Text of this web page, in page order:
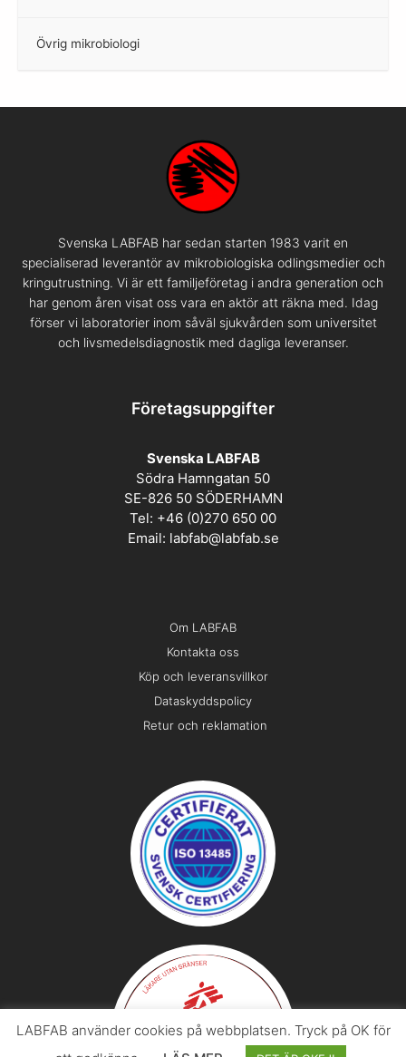
Övrig mikrobiologi
–
Svenska LABFAB har sedan starten 1983 varit en
specialiserad leverantör av mikrobiologiska odlingsmedier och
kringutrustning. Vi är ett familjeföretag i andra generation och
har genom åren visat oss vara en aktör att räkna med. Idag
förser vi laboratorier inom såväl sjukvården som universitet
och livsmedelsdiagnostik med dagliga leveranser.
Företagsuppgifter
Svenska LABFAB
Södra Hamngatan 50
SE-826 50 SÖDERHAMN
Tel: +46 (0)270 650 00
Email: labfab@labfab.se
Om LABFAB
Kontakta oss
Köp och leveransvillkor
Dataskyddspolicy
Retur och reklamation
LABFAB använder cookies på webbplatsen. Tryck på OK för